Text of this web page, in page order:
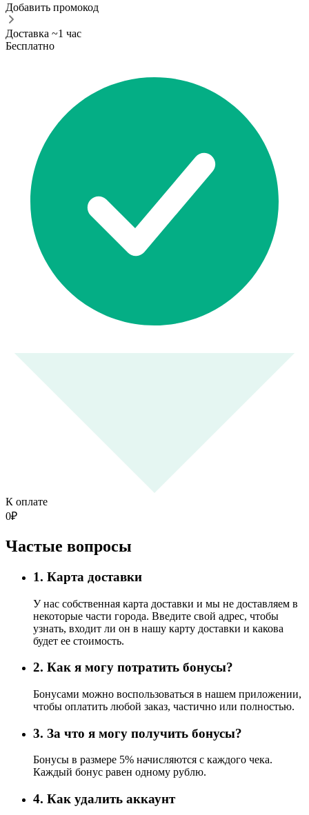
Добавить промокод
Доставка ~1 час
Бесплатно
К оплате
0₽
Частые вопросы
1. Карта доставки
У нас собственная карта доставки и мы не доставляем в
некоторые части города. Введите свой адрес, чтобы
узнать, входит ли он в нашу карту доставки и какова
будет ее стоимость.
2. Как я могу потратить бонусы?
Бонусами можно воспользоваться в нашем приложении,
чтобы оплатить любой заказ, частично или полностью.
3. За что я могу получить бонусы?
Бонусы в размере 5% начисляются с каждого чека.
Каждый бонус равен одному рублю.
4. Как удалить аккаунт